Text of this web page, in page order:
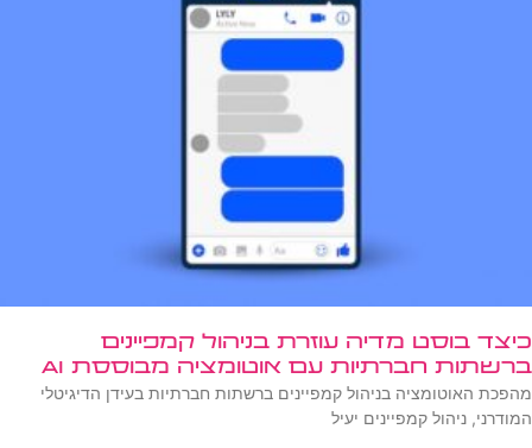
כיצד בוסט מדיה עוזרת בניהול קמפיינים
ברשתות חברתיות עם אוטומציה מבוססת AI
מהפכת האוטומציה בניהול קמפיינים ברשתות חברתיות בעידן הדיגיטלי
המודרני, ניהול קמפיינים יעיל